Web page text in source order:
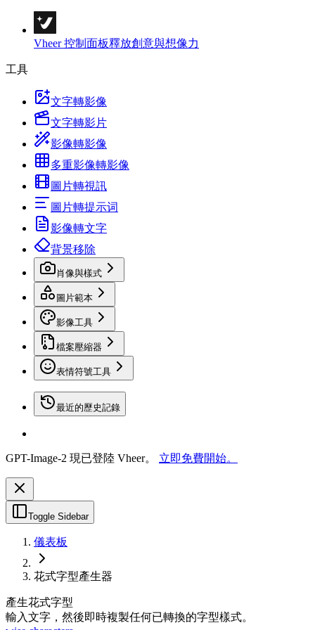
Vheer 控制面板釋放創意與想像力
工具
文字轉影像
文字轉影片
影像轉影像
多重影像轉影像
圖片轉視訊
圖片轉提示词
影像轉文字
背景移除
肖像與樣式
圖片範本
影像工具
檔案壓縮器
表情符號工具
最近的歷史記錄
GPT-Image-2 現已登陸 Vheer。 立即免費開始。
Toggle Sidebar
儀表板
花式字型產生器
產生花式字型
輸入文字，然後即時複製任何已轉換的字型樣式。